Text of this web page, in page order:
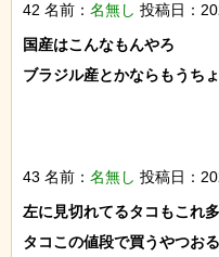
42 名前： 名無し 投稿日：
国産はこんなもんやろ
ブラジル産とかならもうち
43 名前： 名無し 投稿日：
左に見切れてるタコもこれ
タコこの値段で買うやつお